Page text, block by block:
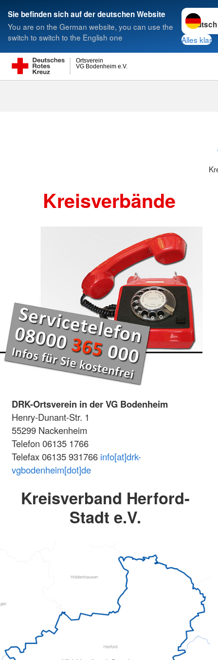
Sie befinden sich auf der deutschen Website
You are on the German website, you can use the
switch to switch to the English one
Sprache
Alles klar
VG Bodenheim e.V.
Ortsverein
Suche
Kreisverbände
DRK-Ortsverein in der VG Bodenheim
Henry-Dunant-Str. 1
55299 Nackenheim
Telefon 06135 1766
Telefax 06135 931766 info[at]drk-
vgbodenheim[dot]de
Kreisverband Herford-
Stadt e.V.